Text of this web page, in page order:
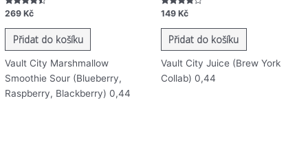
Hodnocení
z 5
269Kč
Přidat do košíku
Vault City Marshmallow
Smoothie Sour (Blueberry,
Raspberry, Blackberry) 0,44
Hodnocení
z 5
149 Kč
Přidat do košíku
Vault City Juice (Brew York
Collab) 0,44